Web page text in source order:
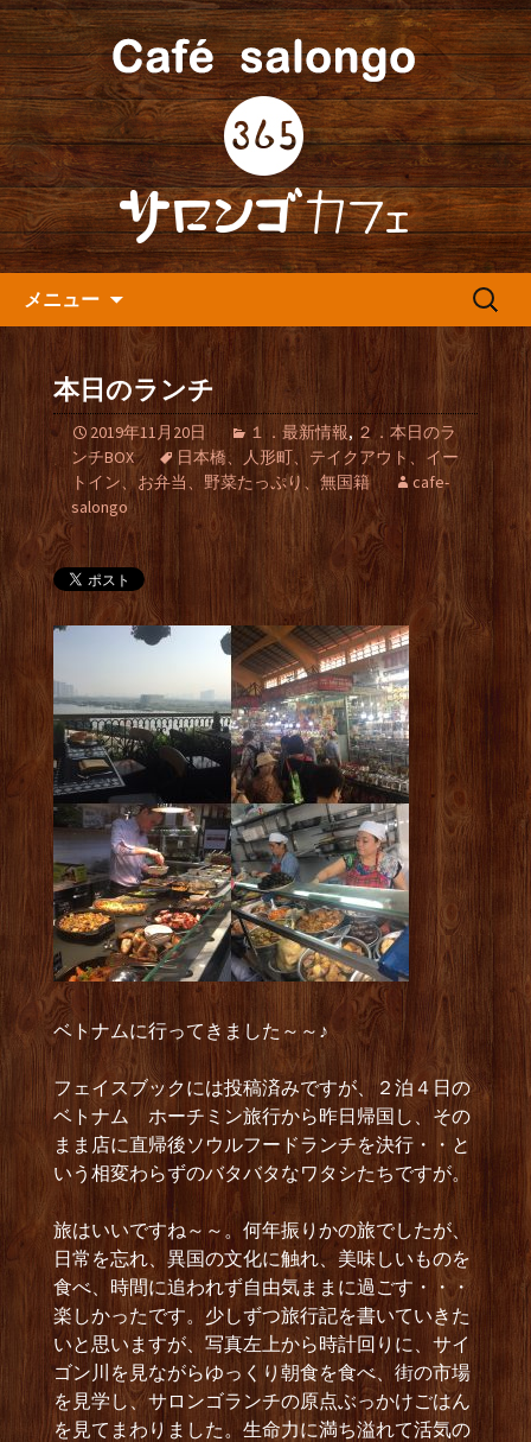
人形町の『365(サロンゴ)カフ
ェ』よりお知らせ
人形町の音楽カフェ『365カフェ』より
最新情報をお届けします。
メニュー
検
本日のランチ
2019年11月20日 １．最新情報, ２．本日のラ
ンチBOX
日本橋、人形町、テイクアウト、イー
トイン、お弁当、野菜たっぷり、無国籍
cafe-
salongo
ベトナムに行ってきました～～♪
フェイスブックには投稿済みですが、２泊４日の
ベトナム ホーチミン旅行から昨日帰国し、その
まま店に直帰後ソウルフードランチを決行・・と
いう相変わらずのバタバタなワタシたちですが。
旅はいいですね～～。何年振りかの旅でしたが、
日常を忘れ、異国の文化に触れ、美味しいものを
食べ、時間に追われず自由気ままに過ごす・・・
楽しかったです。少しずつ旅行記を書いていきた
いと思いますが、写真左上から時計回りに、サイ
ゴン川を見ながらゆっくり朝食を食べ、街の市場
を見学し、サロンゴランチの原点ぶっかけごはん
を見てまわりました。生命力に満ち溢れて活気の